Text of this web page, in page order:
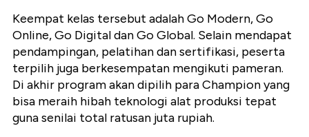
Keempat kelas tersebut adalah Go Modern, Go
Online, Go Digital dan Go Global. Selain mendapat
pendampingan, pelatihan dan sertifikasi, peserta
terpilih juga berkesempatan mengikuti pameran.
Di akhir program akan dipilih para Champion yang
bisa meraih hibah teknologi alat produksi tepat
guna senilai total ratusan juta rupiah.